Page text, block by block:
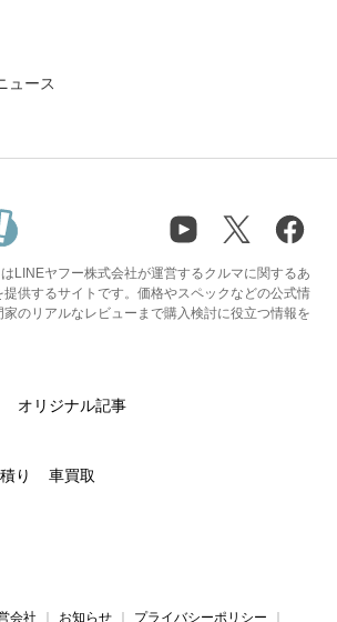
ュース
LINEヤフー株式会社が運営するクルマに関するあ
提供するサイトです。価格やスペックなどの公式情
のリアルなレビューまで購入検討に役立つ情報を
オリジナル記事
り 車買取
会社 お知らせ プライバシーポリシー